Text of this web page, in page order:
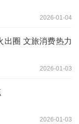
2026-01-04
出圈 文旅消费热力
2026-01-03
2026-01-03